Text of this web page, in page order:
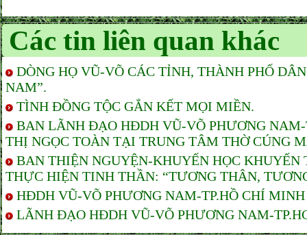
Các tin liên quan khác
DÒNG HỌ VŨ-VÕ CÁC TỈNH, THÀNH PHỐ
NAM”.
TÌNH ĐỒNG TỘC GẮN KẾT MỌI MIỀN.
BAN LÃNH ĐẠO HĐDH VŨ-VÕ PHƯƠNG
THỊ NGỌC TOÀN TẠI TRUNG TÂM THỜ CÚNG
BAN THIỆN NGUYỆN-KHUYẾN HỌC
THỰC HIỆN TINH THẦN: “TƯƠNG THÂN,
HĐDH VŨ-VÕ PHƯƠNG NAM-TP.HỒ CHÍ
LÃNH ĐẠO HĐDH VŨ-VÕ PHƯƠNG NAM-